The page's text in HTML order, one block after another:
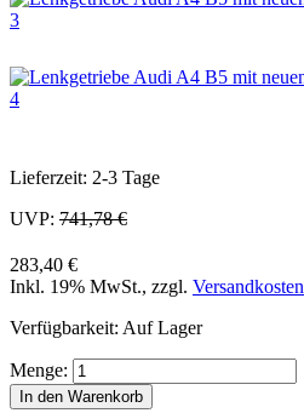
Lieferzeit: 2-3 Tage
UVP: 741,78 €
283,40 €
Inkl. 19% MwSt., zzgl. Versandkosten
Verfügbarkeit: Auf Lager
Menge:
In den Warenkorb